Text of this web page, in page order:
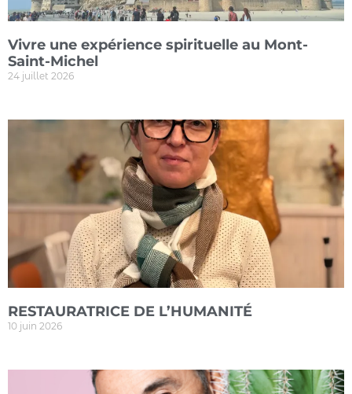
Vivre une expérience spirituelle au Mont-
Saint-Michel
24 juillet 2026
RESTAURATRICE DE L’HUMANITÉ
10 juin 2026